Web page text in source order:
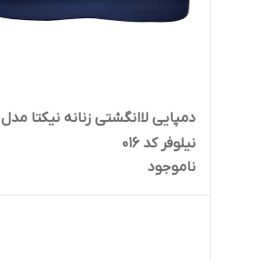
دمپایی لاانگشتی زنانه نیکتا مدل
نیلوفر کد 016
ناموجود